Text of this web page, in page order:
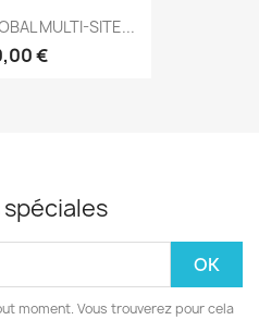
MULTI-SITE...
€
moment. Vous trouverez pour cela